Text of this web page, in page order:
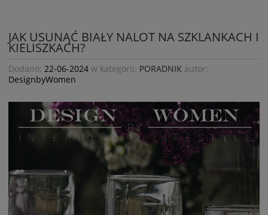
JAK USUNĄĆ BIAŁY NALOT NA SZKLANKACH I
KIELISZKACH?
Dodano: 22-06-2024 w kategorii: PORADNIK autor:
DesignbyWomen